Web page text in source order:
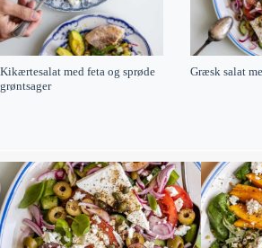
Kikærtesalat med feta og sprøde
grøntsager
Græsk salat